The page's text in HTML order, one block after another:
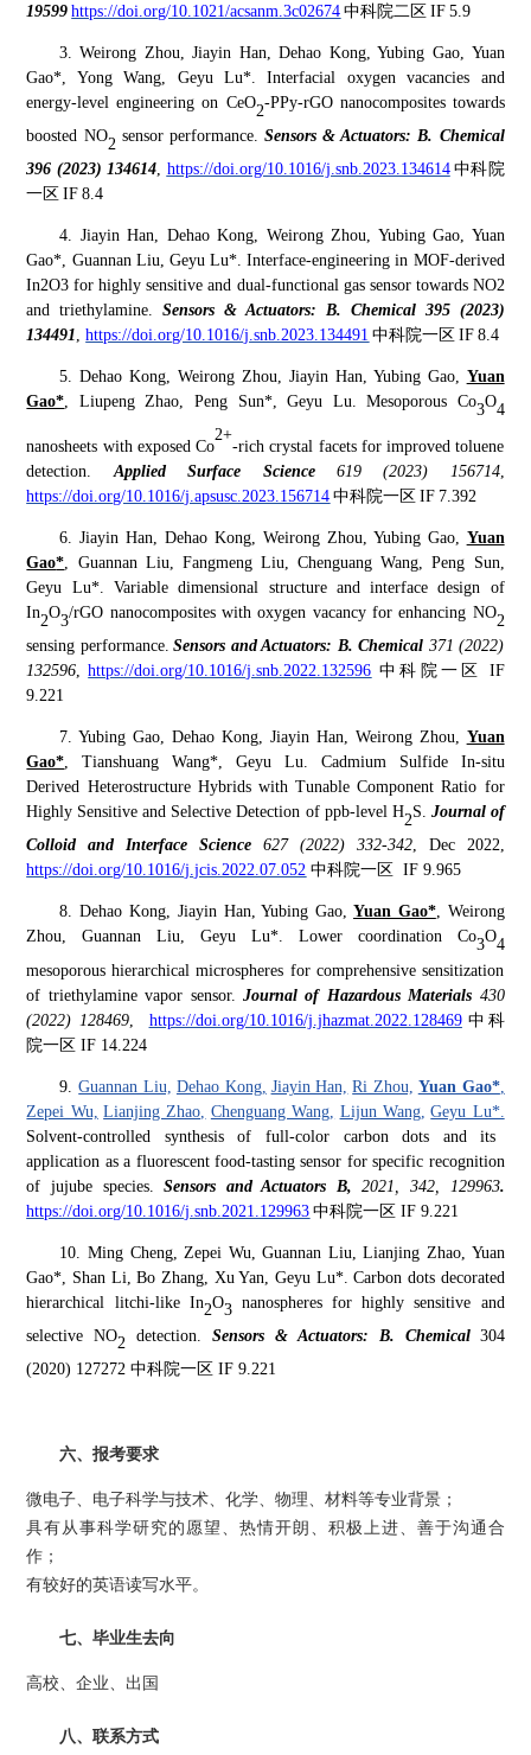
19599 https://doi.org/10.1021/acsanm.3c02674 中科院 二 区 IF 5.9
3
Weirong Zhou, Jiayin Han, Dehao Kong, Yubing Gao, Yuan
Gao*, Yong Wang, Geyu Lu*. Interfacial oxygen vacancies and
energy-level engineering on CeO2-PPy-rGO nanocomposites towards
boosted NO2 sensor performance.Sensors & Actuators: B. Chemical
396 (2023) 134614, https://doi.org/10.1016/j.snb.2023.134614 中科院
一区 IF 8.4
4. Jiayin Han, Dehao Kong, Weirong Zhou, Yubing Gao, Yuan
Gao*, Guannan Liu, Geyu Lu*. Interface-engineering in MOF-derived
In2O3 for highly sensitive and dual-functional gas sensor towards NO2
and triethylamine.Sensors & Actuators: B. Chemical 395 (2023)
134491,https://doi.org/10.1016/j.snb.2023.134491 中科院一区 IF 8.4
5.Dehao Kong, Weirong Zhou, Jiayin Han, Yubing Gao, Yuan
Gao*, Liupeng Zhao, Peng Sun*, Geyu Lu. Mesoporous Co3O4
nanosheets with exposed Co
2+
-rich crystal facets for improved toluene
detection.Applied Surface Science619 (2023) 156714,
https://doi.org/10.1016/j.apsusc.2023.156714 中科院一区 IF 7.392
6.Jiayin Han, Dehao Kong, Weirong Zhou, Yubing Gao, Yuan
Gao*, Guannan Liu, Fangmeng Liu, Chenguang Wang, Peng Sun,
Geyu Lu*. Variable dimensional structure and interface design of
In2O3/rGO nanocomposites with oxygen vacancy for enhancing NO2
sensing performance. Sensors andActuators: B. Chemical 371 (2022)
132596, https://doi.org/10.1016/j.snb.2022.132596 中科院一区
IF
9.221
7.Yubing Gao, Dehao Kong, Jiayin Han, Weirong Zhou, Yuan
Gao*, Tianshuang Wang*, Geyu Lu. Cadmium Sulfide In-situ
Derived Heterostructure Hybrids with Tunable Component Ratio for
Highly Sensitive and Selective Detection of ppb-level H2S. Journal of
Colloid and Interface Science 627 (2022) 332-342, Dec2022,
https://doi.org/10.1016/j.jcis.2022.07.052 中科院一区 IF 9.965
8.Dehao Kong, Jiayin Han, Yubing Gao, Yuan Gao*, Weirong
Zhou, Guannan Liu, Geyu Lu*. Lower coordination Co3O4
mesoporous hierarchical microspheres for comprehensive sensitization
of triethylamine vapor sensor.Journal of Hazardous Materials 430
(2022) 128469, https://doi.org/10.1016/j.jhazmat.2022.128469 中科
院一区 IF 14 224
9 .Guannan Liu, Dehao Kong, Jiayin Han, Ri Zhou, Yuan Gao*,
Zepei Wu,
Lianjing Zhao, Chenguang Wang, Lijun Wang, Geyu Lu*.
Solvent-controlled synthesis of full-color carbon dots and its
application as a fluorescent food-tasting sensor for specific recognition
of jujube species.Sensors and Actuators B,2021, 342, 129963.
https://doi.org/10.1016/j.snb.2021.129963 中科院一区 IF 9.221
10 . Ming Cheng, Zepei Wu, Guannan Liu, Lianjing Zhao, Yuan
Gao*, Shan Li, Bo Zhang, Xu Yan, Geyu Lu*. Carbon dots decorated
hierarchical litchi-like In2O3 nanospheres for highly sensitive and
selective NO2 detection.Sensors & Actuators: B. Chemical 304
(2020) 127272中科院一区 IF 9.221
六、报考要求
微电子、电子科学与技术、化学、物理 、材料等专业背景；
具有从事科学研究的愿望、热情开朗 积极上进、善于沟通 合
作；
有较好的英语读写水平。
七、毕业生去向
高校、企业、出国
八、联系方式